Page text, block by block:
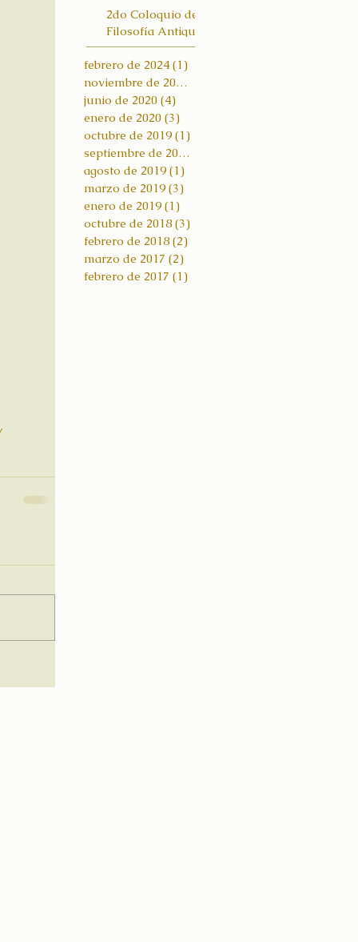
violencia
2do Coloquio de
Filosofía Antigua:
Las razones de la
violencia
febrero de 2024 (1)
noviembre de 2020
junio de 2020 (4)
enero de 2020 (3)
octubre de 2019 (1)
septiembre de 2019
agosto de 2019 (1)
marzo de 2019 (3)
enero de 2019 (1)
octubre de 2018 (3)
febrero de 2018 (2)
marzo de 2017 (2)
febrero de 2017 (1)